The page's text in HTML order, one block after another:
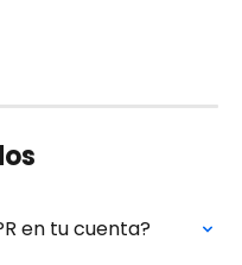
en tu cuenta?